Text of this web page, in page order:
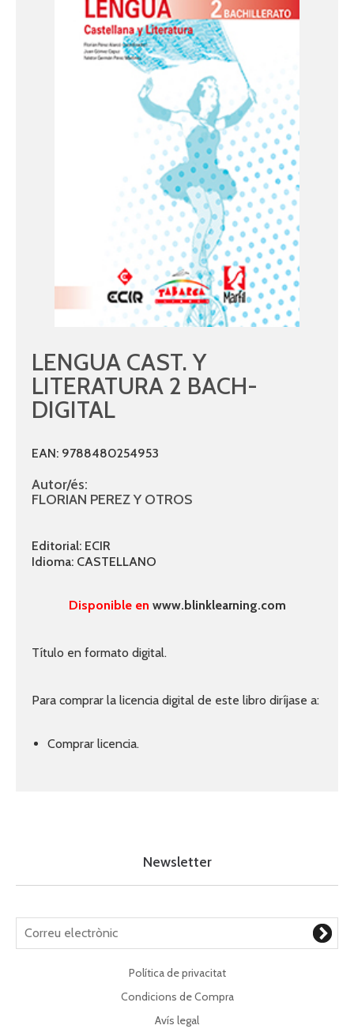
LENGUA CAST. Y
LITERATURA 2 BACH-
DIGITAL
EAN: 9788480254953
Autor/és:
FLORIAN PEREZ Y OTROS
Editorial: ECIR
Idioma: CASTELLANO
Disponible en www.blinklearning.com
Título en formato digital.
Para comprar la licencia digital de este libro diríjase a:
Comprar licencia.
Newsletter
Política de privacitat
Condicions de Compra
Avís legal